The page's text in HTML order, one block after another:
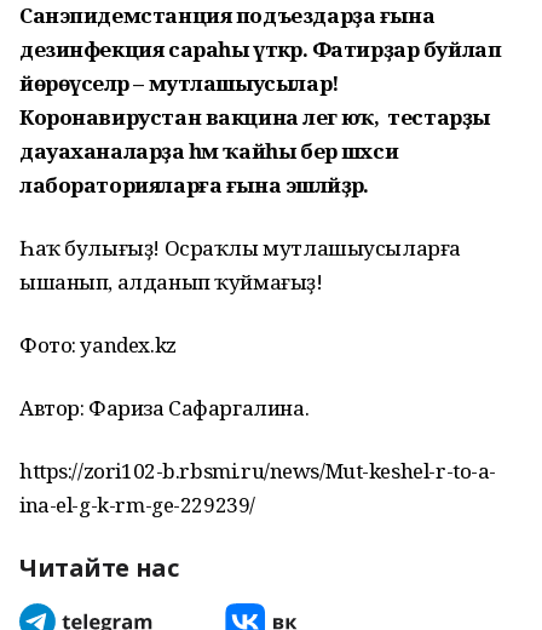
Санэпидемстанция подъездарҙа ғына
дезинфекция сараһы үткәрә. Фатирҙар буйлап
йөрөүселәр – мутлашыусылар!
Коронавирустан вакцина әлегә юҡ, ә тестарҙы
дауаханаларҙа һәм ҡайһы бер шәхси
лабораторияларға ғына эшләйҙәр.
Һаҡ булығыҙ! Осраҡлы мутлашыусыларға
ышанып, алданып ҡуймағыҙ!
Фото: yandex.kz
Автор: Фариза Сафаргалина.
https://zori102-b.rbsmi.ru/news/Mut-keshel-r-to-a-
ina-el-g-k-rm-ge-229239/
Читайте нас